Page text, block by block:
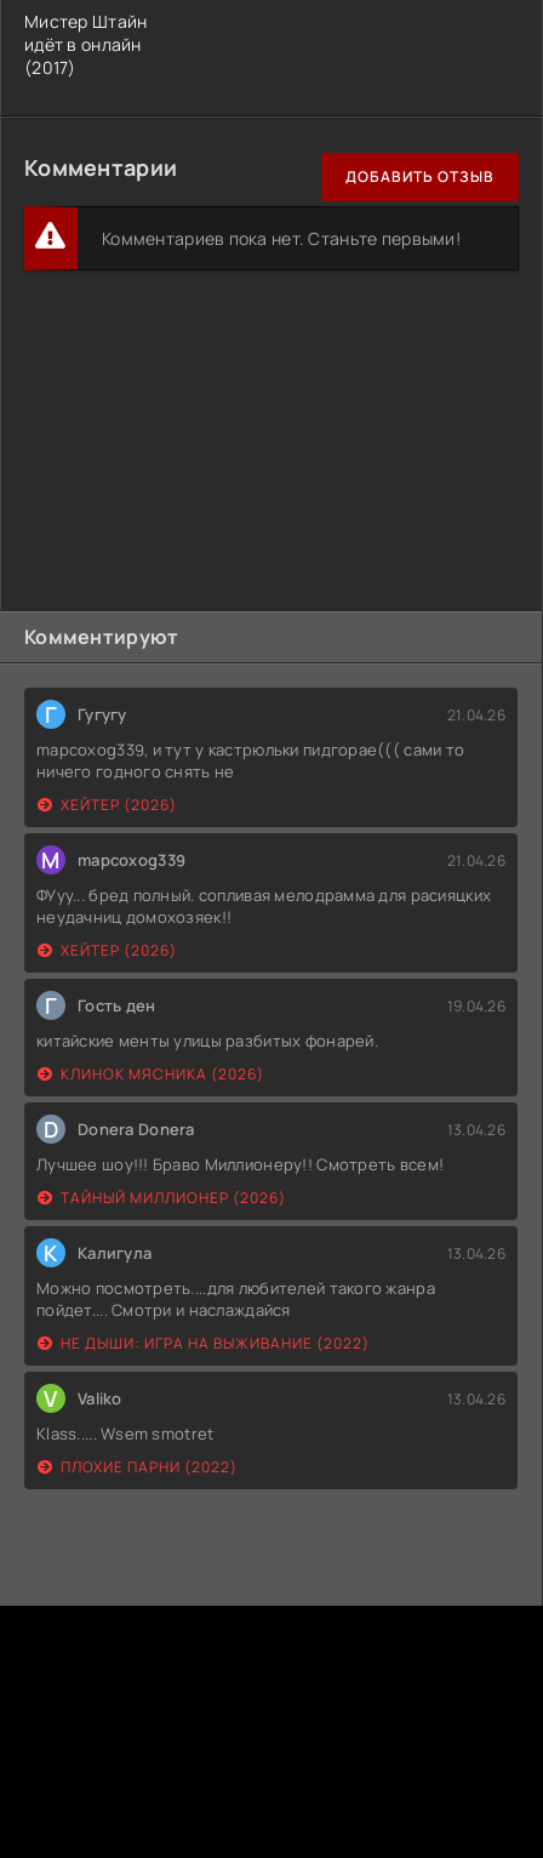
Комментируют
Г Гугугу 21.04.26
mapcoxog339, и тут у кастрюльки пидгорае((( сами то
ничего годного снять не
ХЕЙТЕР (2026)
M mapcoxog339 21.04.26
ФУуу... бред полный. сопливая мелодрамма для расияцких
неудачниц домохозяек!!
ХЕЙТЕР (2026)
Г Гость ден 19.04.26
китайские менты улицы разбитых фонарей.
КЛИНОК МЯСНИКА (2026)
D Donera Donera 13.04.26
Лучшее шоу!!! Браво Миллионеру!! Смотреть всем!
ТАЙНЫЙ МИЛЛИОНЕР (2026)
К Калигула 13.04.26
Можно посмотреть....для любителей такого жанра
пойдет.... Смотри и наслаждайся
НЕ ДЫШИ: ИГРА НА ВЫЖИВАНИЕ (2022)
V Valiko 13.04.26
Klass..... Wsem smotret
ПЛОХИЕ ПАРНИ (2022)
Мистер Штайн
идёт в онлайн
(2017)
Комментарии ДОБАВИТЬ ОТЗЫВ
Комментариев пока нет. Станьте первыми!